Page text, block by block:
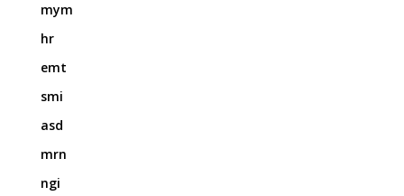
mym
hr
emt
smi
asd
mrn
ngi